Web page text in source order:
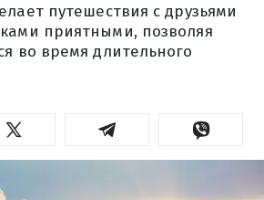
путешествия с друзьями
приятными, позволяя
во время длительного